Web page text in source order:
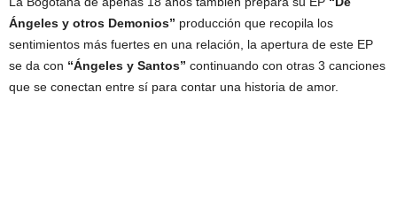
Ángeles y otros Demonios” producción que recopila los
sentimientos más fuertes en una relación, la apertura de este EP
se da con “Ángeles y Santos” continuando con otras 3 canciones
que se conectan entre sí para contar una historia de amor.